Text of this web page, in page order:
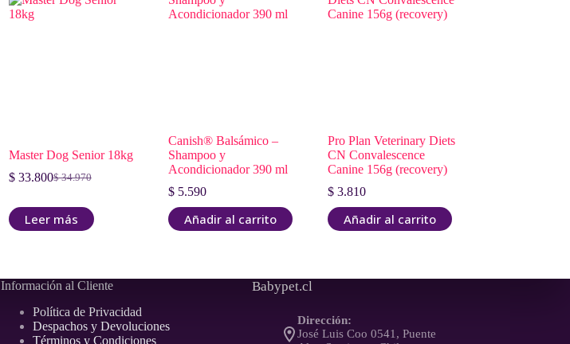
Master Dog Senior 18kg
$34.970
El
original
era:
$33.800El
actual
es:
Leer más
Canish® Balsámico –
Shampoo y
Acondicionador 390 ml
$5.590
Añadir al carrito
Pro Plan Veterinary Diets
CN Convalescence
Canine 156g (recovery)
$3.810
Añadir al carrito
Información al Cliente
Política de Privacidad
Despachos y Devoluciones
Términos y Condiciones
Babypet.cl
Dirección:
José Luis Coo 0541, Puente